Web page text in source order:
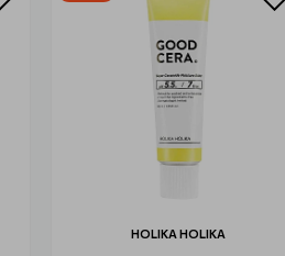
HOLIKA HOLIKA